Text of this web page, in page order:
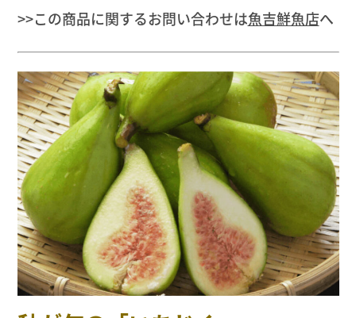
>>この商品に関するお問い合わせは魚吉鮮魚店へ